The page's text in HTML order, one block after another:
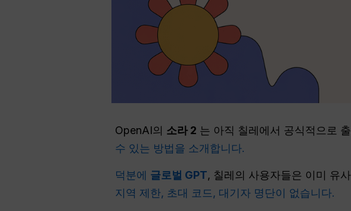
OpenAI의 소라 2 는 아직 칠레에서 공식적으로
수 있는 방법을 소개합니다.
덕분에 글로벌 GPT, 칠레의 사용자들은 이미 유
지역 제한, 초대 코드, 대기자 명단이 없습니다.